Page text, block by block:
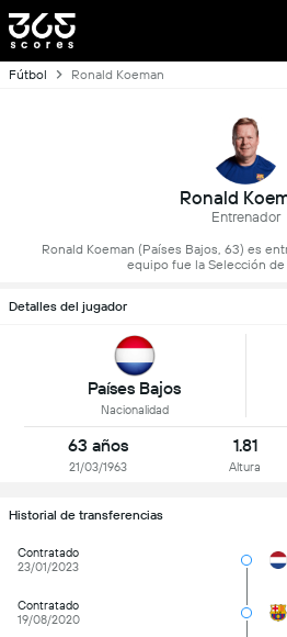
Fútbol Ronald Koeman
Ronald
Entrenador
Ronald Koeman (Países Bajos, 63) es
equipo fue la Selección de
Detalles del jugador
Países Bajos
Nacionalidad
63 años
21/03/1963
1.81
Altura
Historial de transferencias
Contratado
23/01/2023
Contratado
19/08/2020